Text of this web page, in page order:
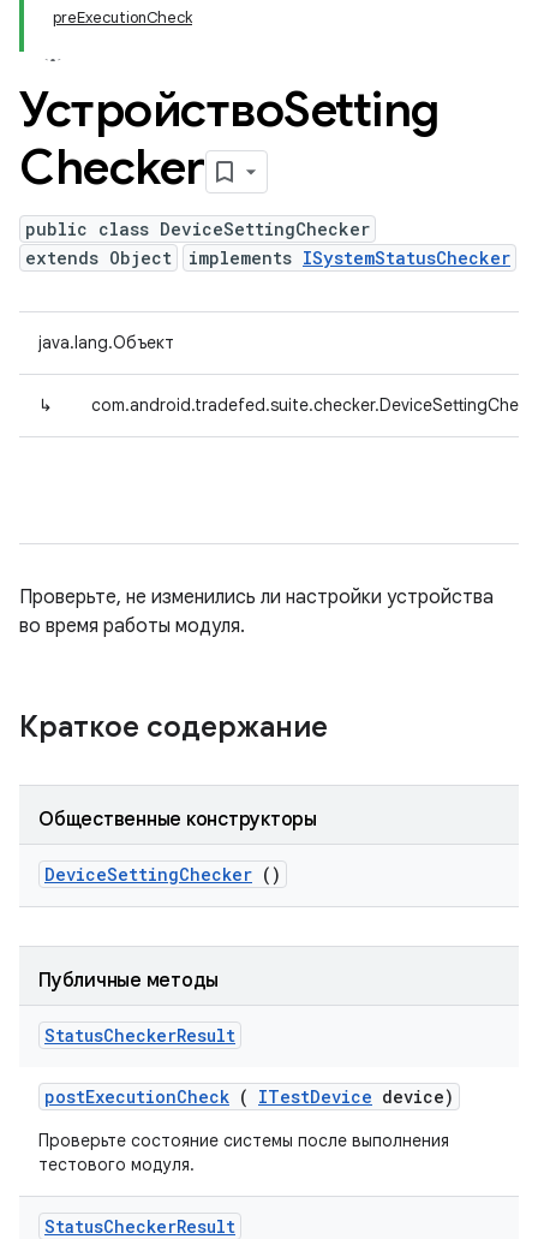
preExecutionCheck
УстройствоSetting
Checker
public class DeviceSettingChecker
extends Object
implements ISystemStatusChecker
java.lang.Объект
↳
Проверьте, не изменились ли настройки устройства
во время работы модуля.
Краткое содержание
Общественные конструкторы
DeviceSettingChecker ()
Публичные методы
StatusCheckerResult
postExecutionCheck ( ITestDevice device)
Проверьте состояние системы после выполнения
тестового модуля.
StatusCheckerResult